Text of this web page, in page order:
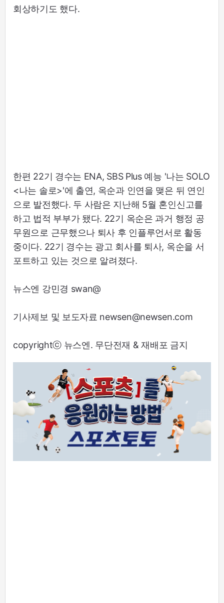
회상하기도 했다.
한편 22기 경수는 ENA, SBS Plus 예능 '나는 SOLO
<나는 솔로>'에 출연, 옥순과 인연을 맺은 뒤 연인
으로 발전했다. 두 사람은 지난해 5월 혼인신고를
하고 법적 부부가 됐다. 22기 옥순은 과거 행정 공
무원으로 근무했으나 퇴사 후 인플루언서로 활동
중이다. 22기 경수는 광고 회사를 퇴사, 옥순을 서
포트하고 있는 것으로 알려졌다.
뉴스엔 강민경 swan@
기사제보 및 보도자료 newsen@newsen.com
copyrightⓒ 뉴스엔. 무단전재 & 재배포 금지